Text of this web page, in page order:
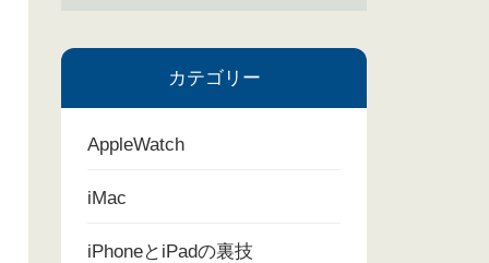
カテゴリー
AppleWatch
iMac
iPhoneとiPadの裏技